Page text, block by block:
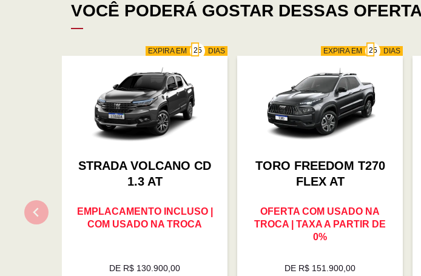
VOCÊ PODERÁ GOSTAR DESSAS
EXPIRA EM DIAS
STRADA VOLCANO CD
1.3 AT
EMPLACAMENTO INCLUSO |
COM USADO NA TROCA
DE R$ 130.900,00
EXPIRA EM DIAS
TORO FREEDOM T270
FLEX AT
OFERTA COM USADO NA
TROCA | TAXA A PARTIR DE
0%
DE R$ 151.900,00